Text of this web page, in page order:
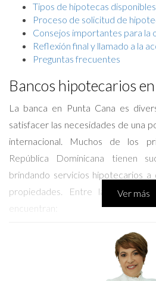
Tipos de hipotecas disponibles
Proceso de solicitud de
Consejos importantes para la
Reflexión final y llamado a la
Preguntas frecuentes
Bancos hipotecarios
La banca en Punta Cana es
satisfacer las necesidades de una
internacional. Muchos de los
República Dominicana tienen
brindando servicios hipotecarios
propiedades. Entre las
encuentran:
Banco Popular Dominicano
grandes y confiables en el
de productos
Ver más